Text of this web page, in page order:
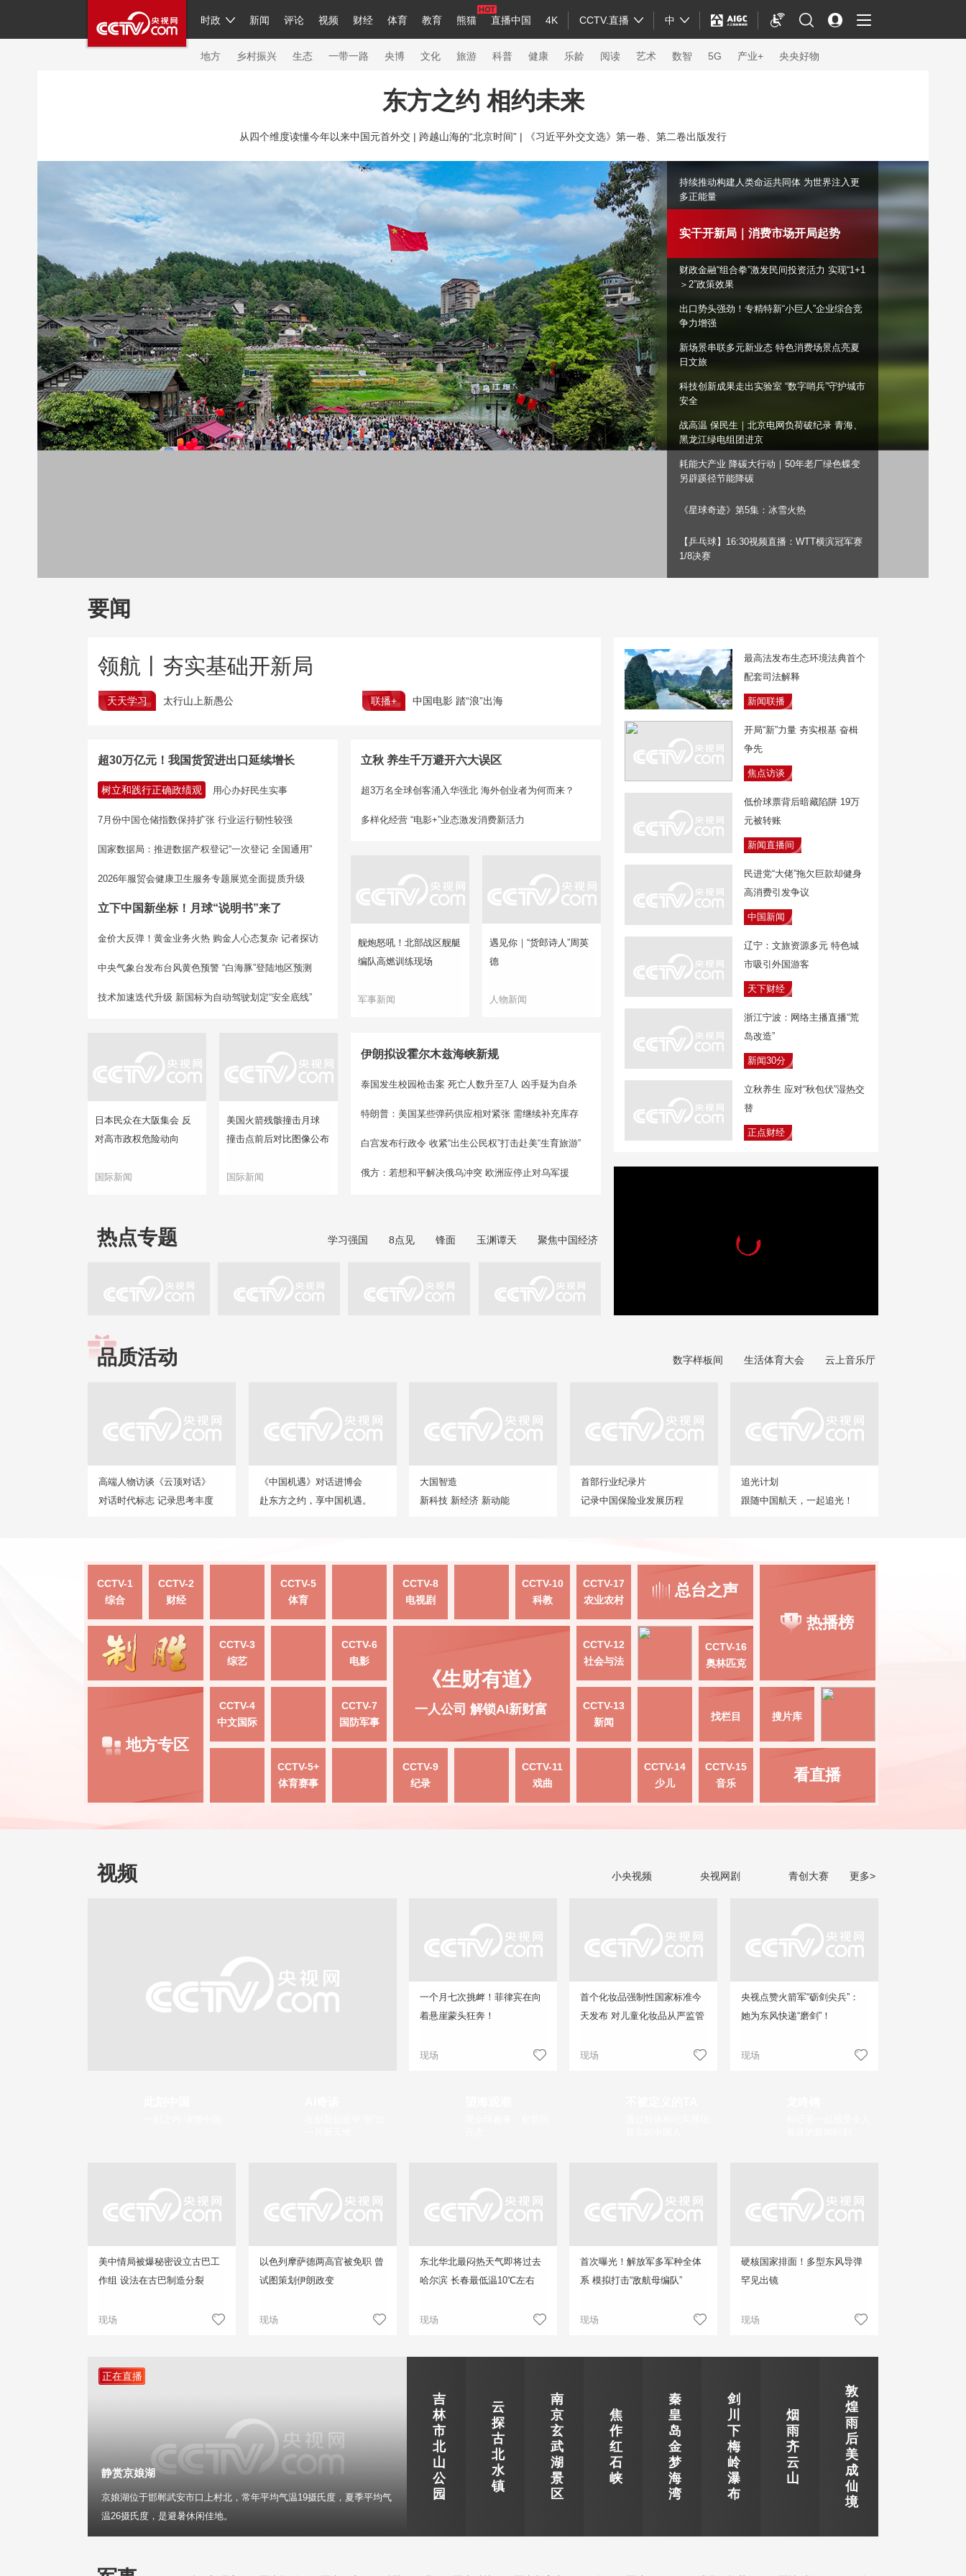
时政 新闻 评论 视频 财经 体育 教育 熊猫 直播中国 4K CCTV.直播 中
人民领袖习近平 联播+ 中国领导人 央视快评 习式妙语 热解读 天天学习
直播 片库 栏目大全 节目单 听音 微视频 主持人 下载央视影音
繁体 海外频道 iPanda English Монгол
地方 乡村振兴 生态 一带一路 央博 文化 旅游 科普 健康 乐龄 阅读 艺术 数智 5G 产业+ 央央好物
国家大剧院 大型活动
新闻 国内 国际 评论 经济 军事 科技 法治 文娱 人物 公益 图片
人民领袖习近平 习式妙语 央视快评 央视网评 光华锐评 锋面
视频 小央视频 直播中国 熊猫频道 VR/AR 4K专区 全景新闻
前线 比划 快看 新兵请入列 人生第一次 人生第二次
体育 直播 竞猜 2026年世界杯 2026年冬奥会 CBA NBA 中超 国足 国际足球 网球 综合体育
VIP会员 CCTV奥林匹克频道 生活体育大会 体育江湖 文化体育 冰雪道路 足球道路
财经 教育 乡村振兴 生态环境 一带一路 央博 非遗 文化 旅游 科普 健康 乐龄 阅读 艺术 汽车 数智 5G 产业+
大国智造 大国展会 大国保险 云顶对话 云起 超级工厂 智敬中国 全民健康 颜选攻略 海洋 时尚 天气
东方之约 相约未来
从四个维度读懂今年以来中国元首外交 | 跨越山海的“北京时间” | 《习近平外交文选》第一卷、第二卷出版发行
持续推动构建人类命运共同体 为世界注入更
多正能量
实干开新局｜消费市场开局起势
财政金融“组合拳”激发民间投资活力
实现“1+1＞2”政策效果
出口势头强劲！专精特新“小巨人”企业综合竞
争力增强
新场景串联多元新业态 特色消费场景点亮夏
日文旅
科技创新成果走出实验室 “数字哨兵”守护城市
安全
战高温 保民生｜北京电网负荷破纪录 青海、
黑龙江绿电组团进京
耗能大产业 降碳大行动｜50年老厂绿色蝶变
另辟蹊径节能降碳
《星球奇迹》第5集：冰雪火热
【乒乓球】16:30视频直播：WTT横滨冠军赛
1/8决赛
要闻
领航丨夯实基础开新局
天天学习 太行山上新愚公 联播+ 中国电影 踏“浪”出海
超30万亿元！我国货贸进出口延续增长
树立和践行正确政绩观 用心办好民生实事
7月份中国仓储指数保持扩张 行业运行韧性较强
国家数据局：推进数据产权登记“一次登记 全国通用”
2026年服贸会健康卫生服务专题展览全面提质升级
立下中国新坐标！月球“说明书”来了
金价大反弹！黄金业务火热 购金人心态复杂 记者探访
中央气象台发布台风黄色预警 “白海豚”登陆地区预测
技术加速迭代升级 新国标为自动驾驶划定“安全底线”
立秋 养生千万避开六大误区
超3万名全球创客涌入华强北 海外创业者为何而来？
多样化经营 “电影+”业态激发消费新活力
舰炮怒吼！北部战区舰艇
编队高燃训练现场
军事新闻
遇见你｜“货郎诗人”周英
德
人物新闻
日本民众在大阪集会 反
对高市政权危险动向
国际新闻
美国火箭残骸撞击月球
撞击点前后对比图像公布
国际新闻
伊朗拟设霍尔木兹海峡新规
泰国发生校园枪击案 死亡人数升至7人 凶手疑为自杀
特朗普：美国某些弹药供应相对紧张 需继续补充库存
白宫发布行政令 收紧“出生公民权”打击赴美“生育旅游”
俄方：若想和平解决俄乌冲突 欧洲应停止对乌军援
热点专题 学习强国 8点见 锋面 玉渊谭天 聚焦中国经济
最高法发布生态环境法典首个
配套司法解释
新闻联播
开局“新”力量 夯实根基 奋楫
争先
焦点访谈
低价球票背后暗藏陷阱 19万
元被转账
新闻直播间
民进党“大佬”拖欠巨款却健身
高消费引发争议
中国新闻
辽宁：文旅资源多元 特色城
市吸引外国游客
天下财经
浙江宁波：网络主播直播“荒
岛改造”
新闻30分
立秋养生 应对“秋包伏”湿热交
替
正点财经
品质活动 数字样板间 生活体育大会 云上音乐厅
高端人物访谈《云顶对话》
对话时代标志 记录思考丰度
《中国机遇》对话进博会
赴东方之约，享中国机遇。
大国智造
新科技 新经济 新动能
首部行业纪录片
记录中国保险业发展历程
追光计划
跟随中国航天，一起追光！
CCTV-1
综合
CCTV-2
财经
CCTV-5
体育
CCTV-8
电视剧
CCTV-10
科教
CCTV-17
农业农村
总台之声
热播榜
CCTV-3
综艺
CCTV-6
电影
《生财有道》
一人公司 解锁AI新财富
CCTV-12
社会与法
CCTV-16
奥林匹克
地方专区
CCTV-4
中文国际
CCTV-7
国防军事
CCTV-13
新闻
找栏目 搜片库
CCTV-5+
体育赛事
CCTV-9
纪录
CCTV-11
戏曲
CCTV-14
少儿
CCTV-15
音乐
看直播
视频 更多>
小央视频 央视网剧 青创大赛
一个月七次挑衅！菲律宾在向
着悬崖蒙头狂奔！
现场
首个化妆品强制性国家标准今
天发布 对儿童化妆品从严监管
现场
央视点赞火箭军“砺剑尖兵”：
她为东风快递“磨剑”！
现场
美中情局被爆秘密设立古巴工
作组 设法在古巴制造分裂
现场
以色列摩萨德两高官被免职 曾
试图策划伊朗政变
现场
东北华北最闷热天气即将过去
哈尔滨 长春最低温10℃左右
现场
首次曝光！解放军多军种全体
系 模拟打击“敌航母编队”
现场
硬核国家排面！多型东风导弹
罕见出镜
现场
正在直播
静赏京娘湖
京娘湖位于邯郸武安市口上村北，常年平均气温19摄氏度，夏季平均气
温26摄氏度，是避暑休闲佳地。
吉
林
市
北
山
公
园
云
探
古
北
水
镇
南
京
玄
武
湖
景
区
焦
作
红
石
峡
秦
皇
岛
金
梦
海
湾
剑
川
下
梅
岭
瀑
布
烟
雨
齐
云
山
敦
煌
雨
后
美
成
仙
境